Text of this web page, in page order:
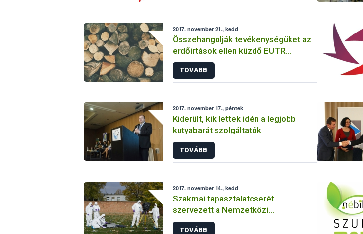
2017. november 21., kedd
Összehangolják tevékenységüket az
erdőirtások ellen küzdő EUTR
hatóságok
TOVÁBB
2017. november 17., péntek
Kiderült, kik lettek idén a legjobb
kutyabarát szolgáltatók
TOVÁBB
2017. november 14., kedd
Szakmai tapasztalatcserét
szervezett a Nemzetközi
Atomenergia Ügynökség és a NÉBIH
TOVÁBB